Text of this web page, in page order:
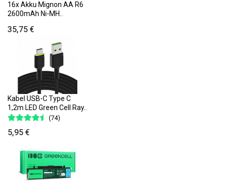
16x Akku Mignon AA R6
2600mAh Ni-MH..
35,75 €
Kabel USB-C Type C
1,2m LED Green Cell Ray..
(74)
5,95 €